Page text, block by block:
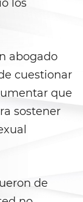
Cases
los
abogado
cuestionar
que
sostener
de